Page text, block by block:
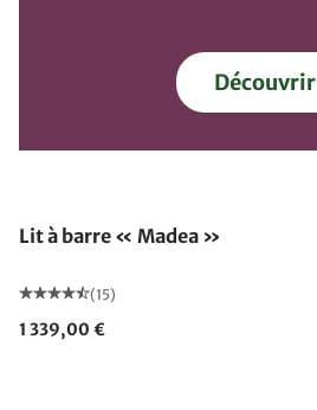
Découvrir
Lit à barre « Madea »
(15)
1 339,00 €